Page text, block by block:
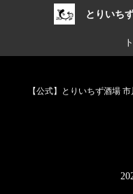
とりいち
【公式】とりいちず酒場